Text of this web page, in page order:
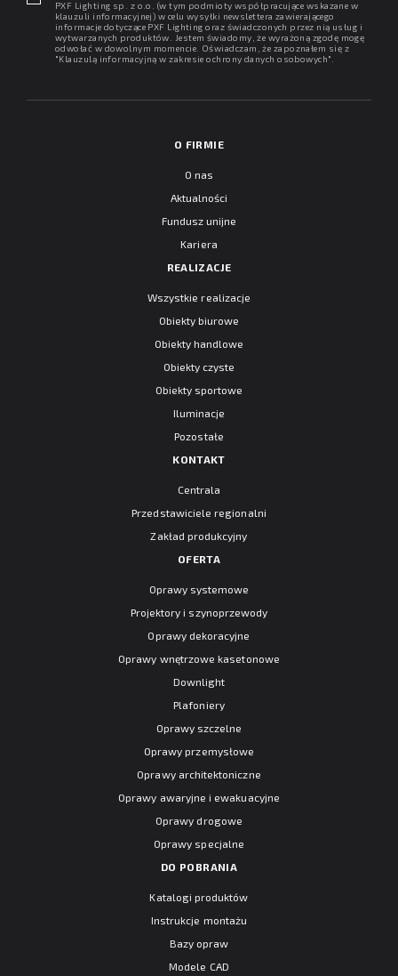
PXF Lighting sp. z o.o. (w tym podmioty współpracujące wskazane w
klauzuli informacyjnej) w celu wysyłki newslettera zawierającego
informacje dotyczące PXF Lighting oraz świadczonych przez nią usług i
wytwarzanych produktów. Jestem świadomy, że wyrażoną zgodę mogę
odwołać w dowolnym momencie. Oświadczam, że zapoznałem się z
"Klauzulą informacyjną w zakresie ochrony danych osobowych".
O FIRMIE
O nas
Aktualności
Fundusz unijne
Kariera
REALIZACJE
Wszystkie realizacje
Obiekty biurowe
Obiekty handlowe
Obiekty czyste
Obiekty sportowe
Iluminacje
Pozostałe
KONTAKT
Centrala
Przedstawiciele regionalni
Zakład produkcyjny
OFERTA
Oprawy systemowe
Projektory i szynoprzewody
Oprawy dekoracyjne
Oprawy wnętrzowe kasetonowe
Downlight
Plafoniery
Oprawy szczelne
Oprawy przemysłowe
Oprawy architektoniczne
Oprawy awaryjne i ewakuacyjne
Oprawy drogowe
Oprawy specjalne
DO POBRANIA
Katalogi produktów
Instrukcje montażu
Bazy opraw
Modele CAD